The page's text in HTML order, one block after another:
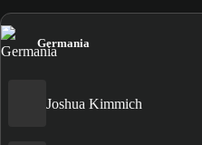
Germania
Joshua Kimmich